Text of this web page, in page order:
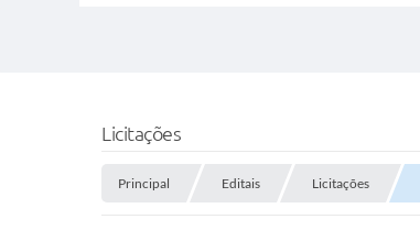
Licitações
Principal Editais Licitações